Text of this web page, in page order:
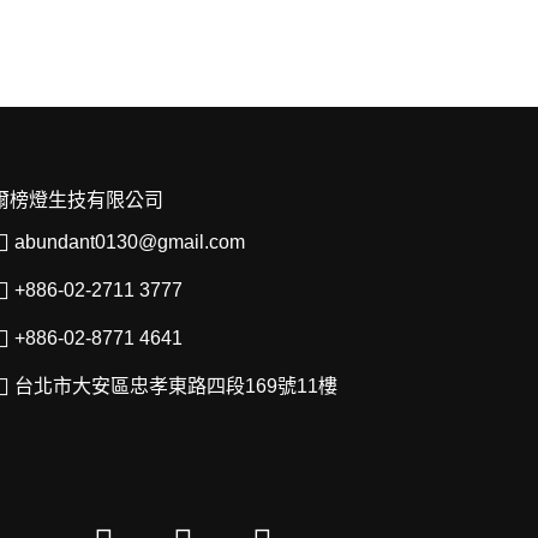
榜燈生技有限公司
abundant0130@gmail.com
+886-02-2711 3777​
+886-02-8771 4641
台北市大安區忠孝東路四段169號11樓